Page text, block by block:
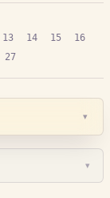
13 14 15
16
27
▾
▾